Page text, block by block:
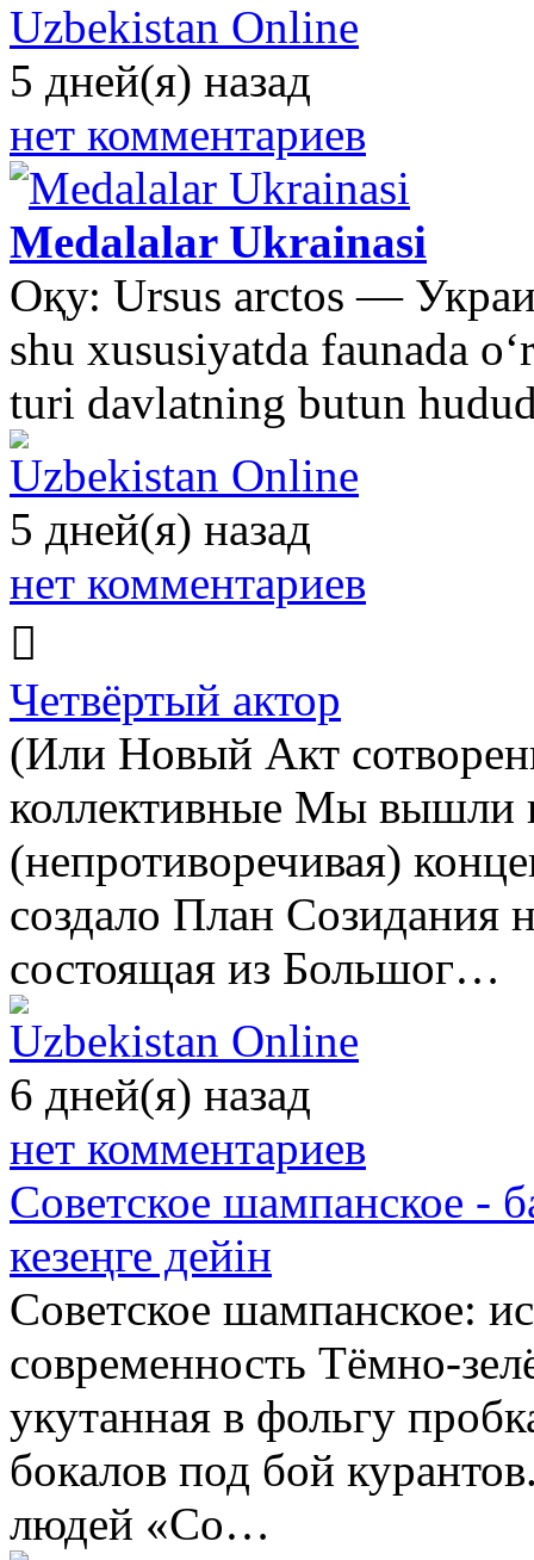
Uzbekistan Online
5 дней(я) назад
нет комментариев
Medalalar Ukrainasi
Оқу: Ursus arctos —
shu xususiyatda faunada
turi davlatning butun
Uzbekistan Online
5 дней(я) назад
нет комментариев
Четвёртый актор
(Или Новый Акт
коллективные Мы вышли
(непротиворечивая)
создало План Созидания
состоящая из Большог…
Uzbekistan Online
6 дней(я) назад
нет комментариев
Советское шампанское -
кезеңге дейін
Советское шампанское:
современность Тёмно-
укутанная в фольгу
бокалов под бой
людей «Со…